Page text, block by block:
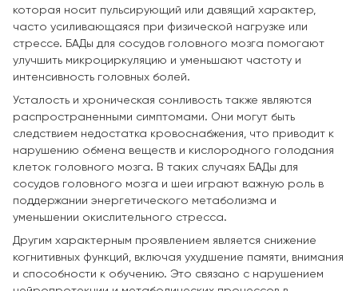
которая носит пульсирующий или давящий характер,
часто усиливающаяся при физической нагрузке или
стрессе. БАДы для сосудов головного мозга помогают
улучшить микроциркуляцию и уменьшают частоту и
интенсивность головных болей.
Усталость и хроническая сонливость также являются
распространенными симптомами. Они могут быть
следствием недостатка кровоснабжения, что приводит к
нарушению обмена веществ и кислородного голодания
клеток головного мозга. В таких случаях БАДы для
сосудов головного мозга и шеи играют важную роль в
поддержании энергетического метаболизма и
уменьшении окислительного стресса.
Другим характерным проявлением является снижение
когнитивных функций, включая ухудшение памяти, внимания
и способности к обучению. Это связано с нарушением